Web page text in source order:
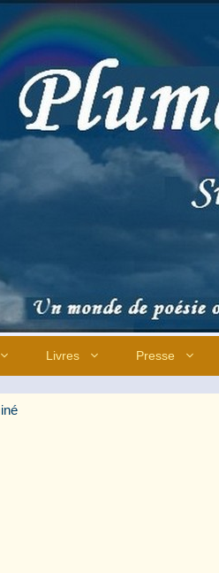
Livres Presse